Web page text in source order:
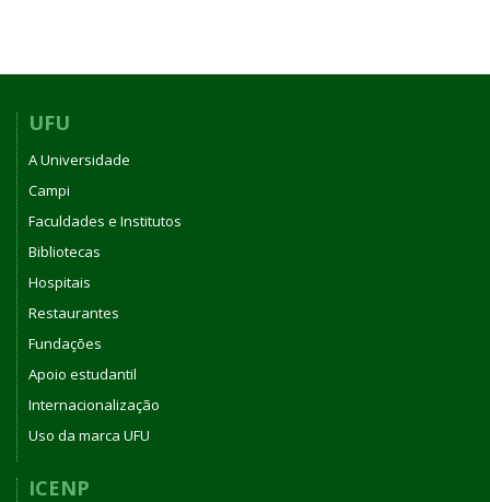
UFU
A Universidade
Campi
Faculdades e Institutos
Bibliotecas
Hospitais
Restaurantes
Fundações
Apoio estudantil
Internacionalização
Uso da marca UFU
ICENP